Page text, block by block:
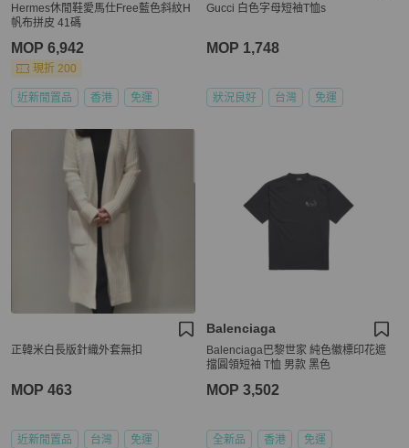
Hermes休閒鞋愛馬仕Free藍色斜紋H
帆布拼皮 41碼
MOP 6,942
現折 200
近新閒置品 香港 免運
Gucci 白色字母短袖T恤s
MOP 1,748
狀況良好 台灣 免運
正韓米白長版針織外套無扣
MOP 463
近新閒置品 台灣 免運
Balenciaga
Balenciaga巴黎世家 純色徽標印花遮
擋圓領短袖 T恤 男款 黑色
MOP 3,502
全新品 香港 免運